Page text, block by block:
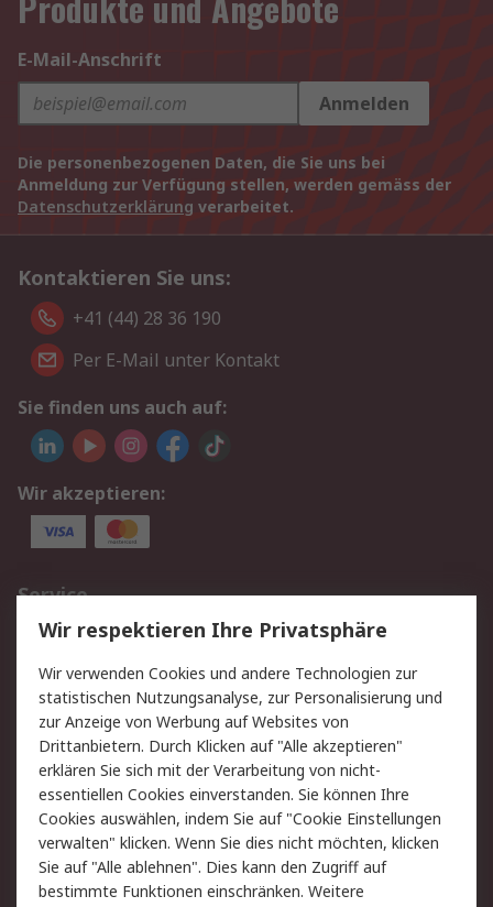
E-Mail-Anschrift
Anmelden
Die personenbezogenen Daten, die Sie uns bei
Anmeldung zur Verfügung stellen, werden gemäss der
Datenschutzerklärung verarbeitet.
Kontaktieren Sie uns:
+41 (44) 28 36 190
Per E-Mail unter Kontakt
Sie finden uns auch auf:
Wir akzeptieren:
Service
Value Added Services
Lieferlösungen
Rücksendungen
Kontakt
Hilfe
Rechtliches
AGB
Datenschutz
Cookie-Richtlinie
Zahlungsbedingungen
Copyright/Impressum
Wir respektieren Ihre Privatsphäre
Wir verwenden Cookies und andere Technologien zur
statistischen Nutzungsanalyse, zur Personalisierung und
zur Anzeige von Werbung auf Websites von
Drittanbietern. Durch Klicken auf "Alle akzeptieren"
erklären Sie sich mit der Verarbeitung von nicht-
essentiellen Cookies einverstanden. Sie können Ihre
Cookies auswählen, indem Sie auf "Cookie Einstellungen
verwalten" klicken. Wenn Sie dies nicht möchten, klicken
Sie auf "Alle ablehnen". Dies kann den Zugriff auf
bestimmte Funktionen einschränken. Weitere